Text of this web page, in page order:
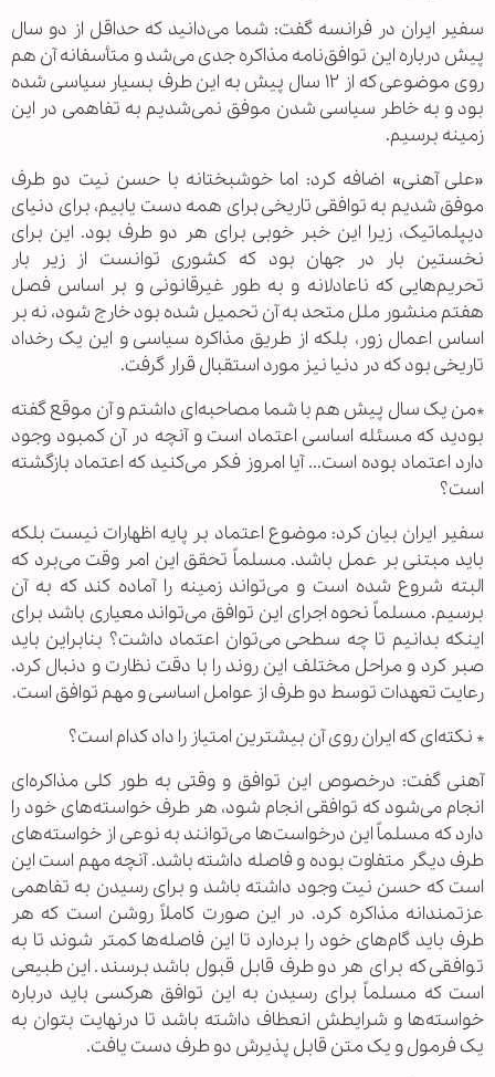
سفیر ایران در فرانسه گفت: شما می‌دانید که حداقل از دو سال
پیش درباره این توافق‌نامه مذاکره جدی می‌شد و متأسفانه آن هم
روی موضوعی که از ۱۲ سال پیش به این طرف بسیار سیاسی شده
بود و به خاطر سیاسی شدن موفق نمی‌شدیم به تفاهمی در این
زمینه برسیم.
«علی آهنی» اضافه کرد: اما خوشبختانه با حسن نیت دو طرف
موفق شدیم به توافقی تاریخی برای همه دست یابیم، برای دنیای
دیپلماتیک، زیرا این خبر خوبی برای هر دو طرف بود. این برای
نخستین بار در جهان بود که کشوری توانست از زیر بار
تحریم‌هایی که ناعادلانه و به طور غیرقانونی و بر اساس فصل
هفتم منشور ملل متحد به آن تحمیل شده بود خارج شود، نه بر
اساس اعمال زور، بلکه از طریق مذاکره سیاسی و این یک رخداد
تاریخی بود که در دنیا نیز مورد استقبال قرار گرفت.
*من یک سال پیش هم با شما مصاحبه‌ای داشتم و آن موقع گفته
بودید که مسئله اساسی اعتماد است و آنچه در آن کمبود وجود
دارد اعتماد بوده است... آیا امروز فکر می‌کنید که اعتماد بازگشته
است؟
سفیر ایران بیان کرد: موضوع اعتماد بر پایه اظهارات نیست بلکه
باید مبتنی بر عمل باشد. مسلماً تحقق این امر وقت می‌برد که
البته شروع شده است و می‌تواند زمینه را آماده کند که به آن
برسیم. مسلماً نحوه اجرای این توافق می‌تواند معیاری باشد برای
اینکه بدانیم تا چه سطحی می‌توان اعتماد داشت؟ بنابراین باید
صبر کرد و مراحل مختلف این روند را با دقت نظارت و دنبال کرد.
رعایت تعهدات توسط دو طرف از عوامل اساسی و مهم توافق است.
* نکته‌ای که ایران روی آن بیشترین امتیاز را داد کدام است؟
آهنی گفت: درخصوص این توافق و وقتی به طور کلی مذاکره‌ای
انجام می‌شود که توافقی انجام شود، هر طرف خواسته‌های خود را
دارد که مسلماً این درخواست‌ها می‌توانند به نوعی از خواسته‌های
طرف دیگر متفاوت بوده و فاصله داشته باشد. آنچه مهم است این
است که حسن نیت وجود داشته باشد و برای رسیدن به تفاهمی
عزتمندانه مذاکره کرد. در این صورت کاملاً روشن است که هر
طرف باید گام‌های خود را بردارد تا این فاصله‌ها کمتر شوند تا به
توافقی که برای هر دو طرف قابل قبول باشد برسند. این طبیعی
است که مسلماً برای رسیدن به این توافق هرکسی باید درباره
خواسته‌ها و شرایطش انعطاف داشته باشد تا درنهایت بتوان به
یک فرمول و یک متن قابل پذیرش دو طرف دست یافت.